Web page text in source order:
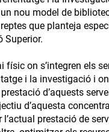
nou model de
que planteja
Superior.
físic on s’integren els
i la investigació i
d’aquests
d’aquesta
prestació de